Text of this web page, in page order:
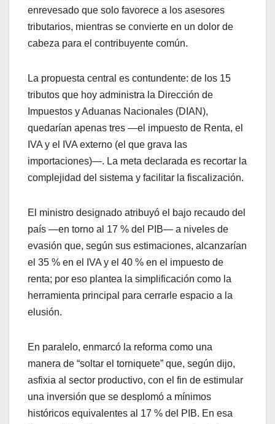
enrevesado que solo favorece a los asesores
tributarios, mientras se convierte en un dolor de
cabeza para el contribuyente común.
La propuesta central es contundente: de los 15
tributos que hoy administra la Dirección de
Impuestos y Aduanas Nacionales (DIAN),
quedarían apenas tres —el impuesto de Renta, el
IVA y el IVA externo (el que grava las
importaciones)—. La meta declarada es recortar la
complejidad del sistema y facilitar la fiscalización.
El ministro designado atribuyó el bajo recaudo del
país —en torno al 17 % del PIB— a niveles de
evasión que, según sus estimaciones, alcanzarían
el 35 % en el IVA y el 40 % en el impuesto de
renta; por eso plantea la simplificación como la
herramienta principal para cerrarle espacio a la
elusión.
En paralelo, enmarcó la reforma como una
manera de “soltar el torniquete” que, según dijo,
asfixia al sector productivo, con el fin de estimular
una inversión que se desplomó a mínimos
históricos equivalentes al 17 % del PIB. En esa